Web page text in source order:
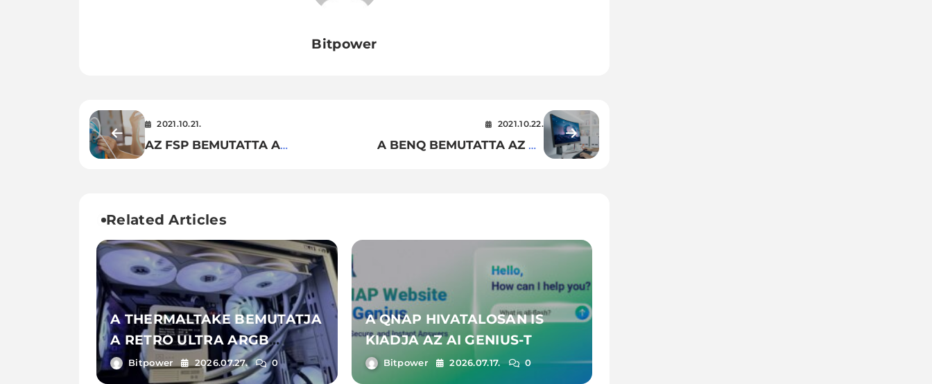
Bitpower
2021.10.21.
AZ FSP BEMUTATTA A
2021.10.22.
A BENQ BEMUTATTA AZ ÚJ
Related Articles
A THERMALTAKE BEMUTATJA
A RETRO ULTRA ARGB
SOROZATOT
Bitpower 2026.07.27. 0
A QNAP HIVATALOSAN IS
KIADJA AZ AI GENIUS-T
Bitpower 2026.07.17. 0